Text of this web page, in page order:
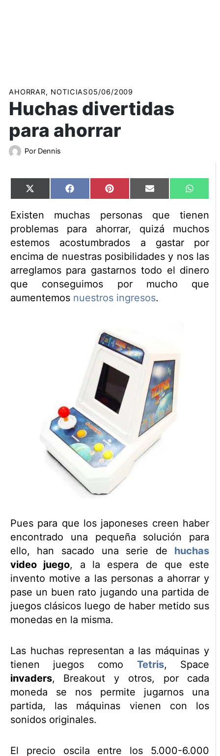
AHORRAR, NOTICIAS05/06/2009
Huchas divertidas
para ahorrar
Por Dennis
Compartir
en
X
(Twitter)
Compartir
en
Facebook Compartir
en
Pinterest Compartir
en
Email
en
Existen muchas personas que tienen
problemas para ahorrar, quizá muchos
estemos acostumbrados a gastar por
encima de nuestras posibilidades y nos las
arreglamos para gastarnos todo el dinero
que conseguimos por mucho que
aumentemos nuestros ingresos.
Pues para que los japoneses creen haber
encontrado una pequeña solución para
ello, han sacado una serie de huchas
video juego, a la espera de que este
invento motive a las personas a ahorrar y
pase un buen rato jugando una partida de
juegos clásicos luego de haber metido sus
monedas en la misma.
Las huchas representan a las máquinas y
tienen juegos como Tetris, Space
invaders, Breakout y otros, por cada
moneda se nos permite jugarnos una
partida, las máquinas vienen con los
sonidos originales.
El precio oscila entre los 5.000-6.000